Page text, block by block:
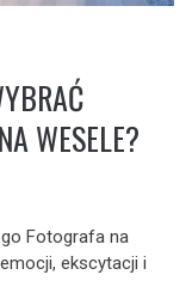
WESELE?
Fotografa na
ekscytacji i